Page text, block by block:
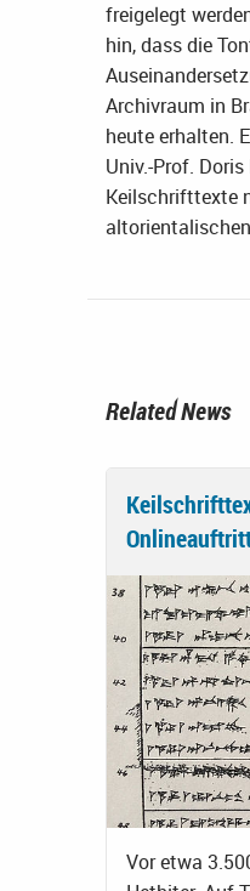
freigelegt
hin, dass die
Archivraum in
heute erhalten.
Univ.-Prof.
Keilschrifttexte
Related News
Vor etwa